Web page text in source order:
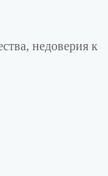
недоверия к